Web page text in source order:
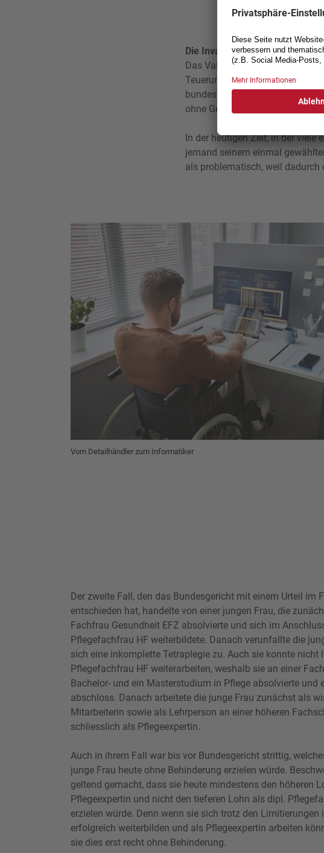
Die Invalidenkarriere
Das Valideneinkommen
Teuerung und der realen
bundesgerichtlicher
ohne Gesundheitsschaden
In der heutigen Zeit, in der
jemand seinem einmal
als problematisch, weil
Vom Detailhändler zum Informatiker
Der zweite Fall, den das Bundesgericht mit einem Urteil im
entschieden hat, handelte von einer jungen Frau, die
Fachfrau Gesundheit EFZ absolvierte und sich im
Pflegefachfrau HF weiterbildete. Danach verunfallte die
sich eine inkomplette Tetraplegie zu. Auch sie konnte nicht
Pflegefachfrau HF weiterarbeiten, weshalb sie an einer
Bachelor- und ein Masterstudium in Pflege absolvierte und
abschloss. Danach arbeitete die junge Frau zunächst als
Mitarbeiterin sowie als Lehrperson an einer höheren
schliesslich als Pflegeexpertin.
Auch in ihrem Fall war bis vor Bundesgericht strittig,
junge Frau heute ohne Behinderung erzielen würde.
geltend gemacht, dass sie heute mindestens den höheren
Pflegeexpertin und nicht den tieferen Lohn als dipl.
erzielen würde. Denn wenn sie sich trotz den Limitierungen
erfolgreich weiterbilden und als Pflegeexpertin arbeiten
sie dies erst recht ohne Behinderung.